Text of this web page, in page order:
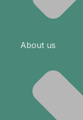
About us